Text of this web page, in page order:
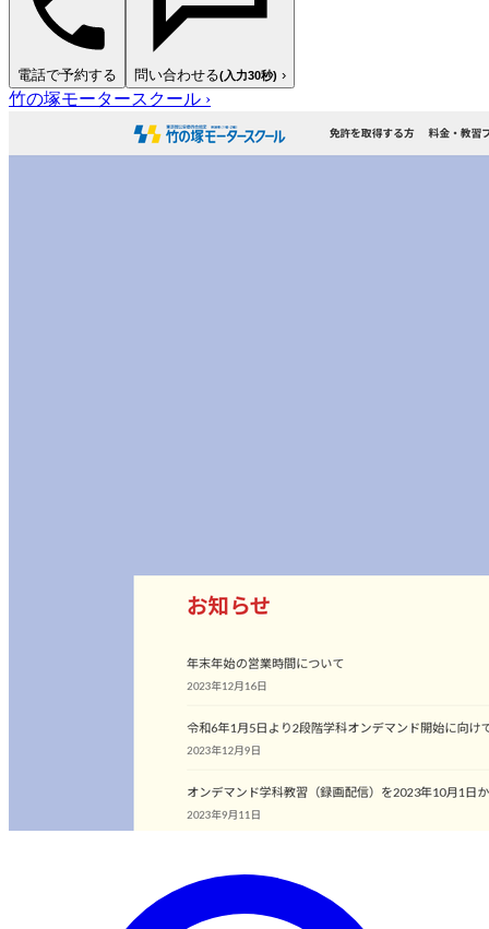
電話で予約する 問い合わせる(入力30秒) ›
竹の塚モータースクール ›